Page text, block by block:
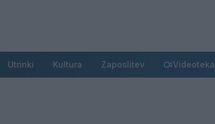
Utrinki Kultura Zaposlitev Videoteka